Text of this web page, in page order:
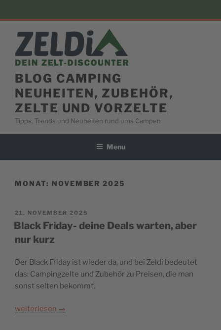
to
BLOG CAMPING
NEUHEITEN, ZUBEHÖR,
ZELTE UND VORZELTE
Tipps, Trends und Neuheiten rund ums Campen
Menu
MONAT: NOVEMBER 2025
POSTED
ON
21. NOVEMBER 2025
Black Friday- deine Deals warten, aber
nur kurz
Der Black Friday ist wieder da, und bei Zeldi bedeutet
das: Campingzelte und Zubehör zu Preisen, die man
sonst selten bekommt.
weiterlesen →